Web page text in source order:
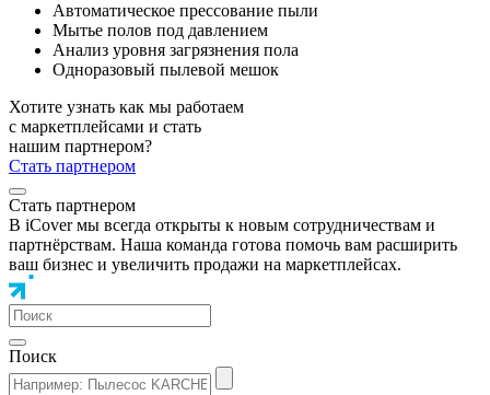
Автоматическое прессование пыли
Мытье полов под давлением
Анализ уровня загрязнения пола
Одноразовый пылевой мешок
Хотите узнать как мы работаем
с маркетплейсами и стать
нашим партнером?
Стать партнером
Стать партнером
В iCover мы всегда открыты к новым сотрудничествам и
партнёрствам. Наша команда готова помочь вам расширить
ваш бизнес и увеличить продажи на маркетплейсах.
Поиск